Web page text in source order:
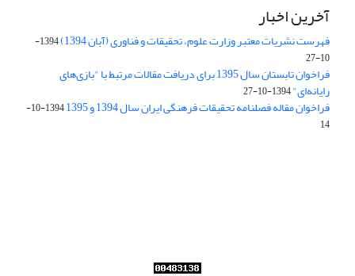
آخرین اخبار
فهرست نشریات معتبر وزارت علوم، تحقیقات و فناوری (آبان 1394)
1394-
10-27
فراخوان تابستان سال 1395 برای دریافت مقالات مرتبط با "بازی‌های
رایانه‌ای"1394-10-27
فراخوان مقاله فصلنامه تحقیقات فرهنگی ایران سال 1394 و 1395
1394-10-
14